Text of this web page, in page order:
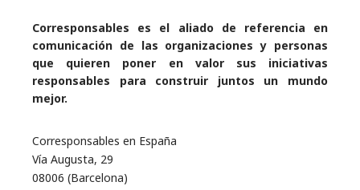
Corresponsables es el aliado de referencia en
comunicación de las organizaciones y personas
que quieren poner en valor sus iniciativas
responsables para construir juntos un mundo
mejor.
Corresponsables en España
Vía Augusta, 29
08006 (Barcelona)